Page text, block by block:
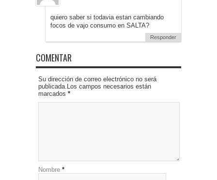
quiero saber si todavia estan cambiando
focos de vajo consumo en SALTA?
Responder
COMENTAR
Su dirección de correo electrónico no será
publicada.Los campos necesarios están
marcados *
Nombre *